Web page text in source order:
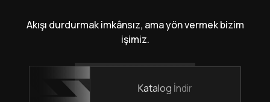
Akışı durdurmak imkânsız, ama yön vermek bizim
işimiz.
Katalog İndir